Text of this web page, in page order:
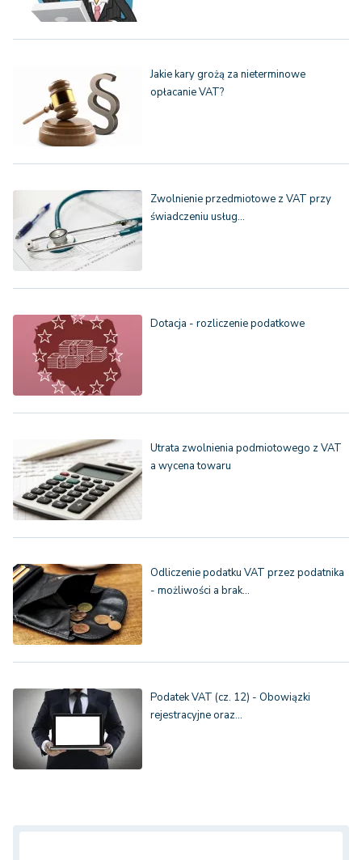
Jakie kary grożą za nieterminowe
opłacanie VAT?
Zwolnienie przedmiotowe z VAT przy
świadczeniu usług…
Dotacja - rozliczenie podatkowe
Utrata zwolnienia podmiotowego z VAT
a wycena towaru
Odliczenie podatku VAT przez podatnika
- możliwości a brak…
Podatek VAT (cz. 12) - Obowiązki
rejestracyjne oraz…